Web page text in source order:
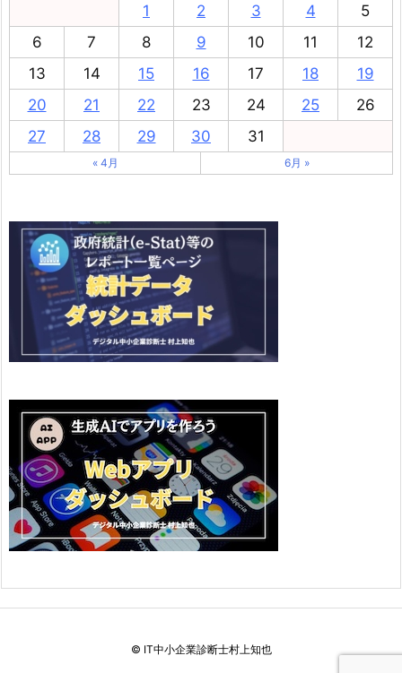
1
2 3 4
5
6
7 8 9 10 11
12
13
14 15 16 17 18
19
20
21 22 23 24 25
26
27
28 29 30 31
« 4月 6月 »
© IT中小企業診断士村上知也